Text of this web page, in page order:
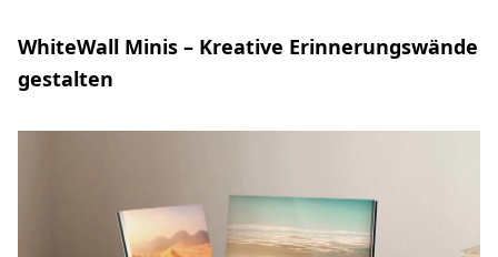
WhiteWall Minis – Kreative Erinnerungswände
gestalten